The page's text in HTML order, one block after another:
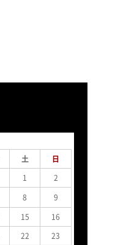
土
日
1
2
8
9
15
16
22
23